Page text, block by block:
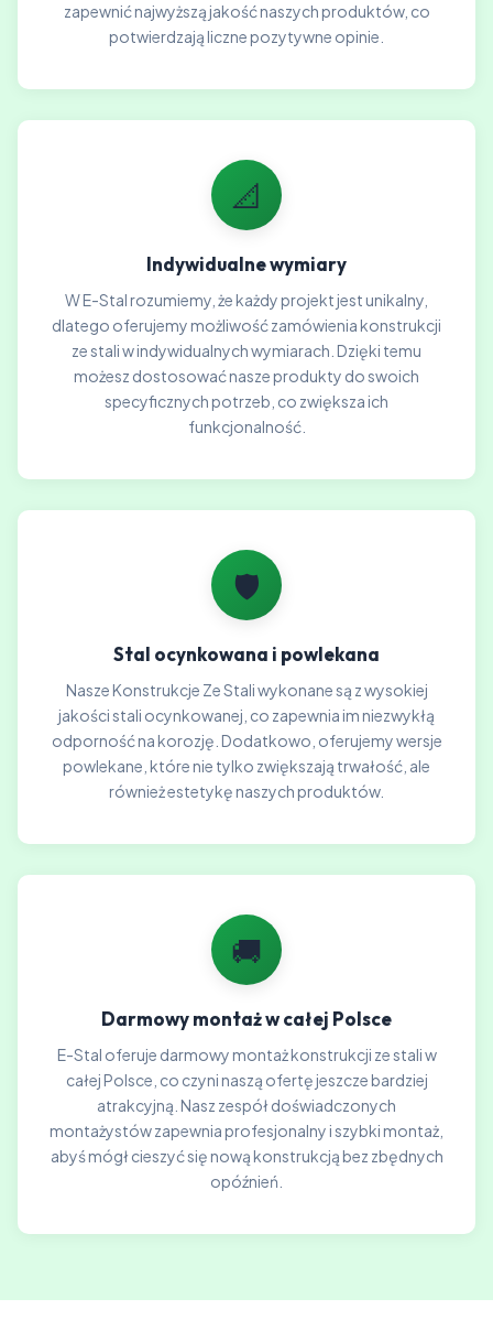
zapewnić najwyższą jakość naszych produktów, co
potwierdzają liczne pozytywne opinie.
📐
Indywidualne wymiary
W E-Stal rozumiemy, że każdy projekt jest unikalny,
dlatego oferujemy możliwość zamówienia konstrukcji
ze stali w indywidualnych wymiarach. Dzięki temu
możesz dostosować nasze produkty do swoich
specyficznych potrzeb, co zwiększa ich
funkcjonalność.
🛡️
Stal ocynkowana i powlekana
Nasze Konstrukcje Ze Stali wykonane są z wysokiej
jakości stali ocynkowanej, co zapewnia im niezwykłą
odporność na korozję. Dodatkowo, oferujemy wersje
powlekane, które nie tylko zwiększają trwałość, ale
również estetykę naszych produktów.
🚚
Darmowy montaż w całej Polsce
E-Stal oferuje darmowy montaż konstrukcji ze stali w
całej Polsce, co czyni naszą ofertę jeszcze bardziej
atrakcyjną. Nasz zespół doświadczonych
montażystów zapewnia profesjonalny i szybki montaż,
abyś mógł cieszyć się nową konstrukcją bez zbędnych
opóźnień.